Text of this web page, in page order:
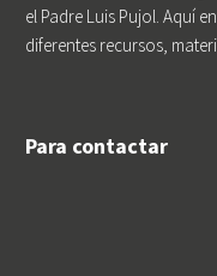
el Padre Luis Pujol. Aquí
diferentes recursos,
Para contactar